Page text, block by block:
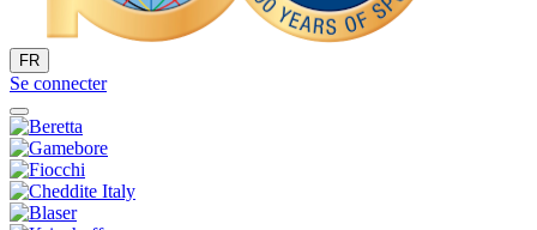
FR
Se connecter